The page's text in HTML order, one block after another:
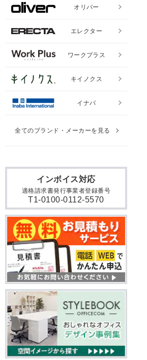
インボイス対応
適格請求書発行事業者登録番号
T1-0100-0112-5570
オリバー
エレクター
ワークプラス
キイノクス
イナバ
全てのブランド・メーカーを見る